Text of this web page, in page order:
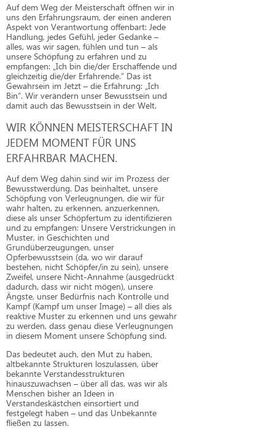
Auf dem Weg der Meisterschaft öffnen wir in
uns den Erfahrungsraum, der einen anderen
Aspekt von Verantwortung offenbart: Jede
Handlung, jedes Gefühl, jeder Gedanke –
alles, was wir sagen, fühlen und tun – als
unsere Schöpfung zu erfahren und zu
empfangen: „Ich bin die/der Erschaffende und
gleichzeitig die/der Erfahrende.” Das ist
Gewahrsein im Jetzt – die Erfahrung: „Ich
Bin“. Wir verändern unser Bewusstsein und
damit auch das Bewusstsein in der Welt.
WIR KÖNNEN MEISTERSCHAFT IN
JEDEM MOMENT FÜR UNS
ERFAHRBAR MACHEN.
Auf dem Weg dahin sind wir im Prozess der
Bewusstwerdung. Das beinhaltet, unsere
Schöpfung von Verleugnungen, die wir für
wahr halten, zu erkennen, anzuerkennen,
diese als unser Schöpfertum zu identifizieren
und zu empfangen: Unsere Verstrickungen in
Muster, in Geschichten und
Grundüberzeugungen, unser
Opferbewusstsein (da, wo wir darauf
bestehen, nicht Schöpfer/in zu sein), unsere
Zweifel, unsere Nicht-Annahme (ausgedrückt
dadurch, dass wir nicht mögen), unsere
Ängste, unser Bedürfnis nach Kontrolle und
Kampf (Kampf um unser Image) – all dies als
reaktive Muster zu erkennen und uns gewahr
zu werden, dass genau diese Verleugnungen
in diesem Moment unsere Schöpfung sind.
Das bedeutet auch, den Mut zu haben,
altbekannte Strukturen loszulassen, über
bekannte Verstandesstrukturen
hinauszuwachsen – über all das, was wir als
Menschen bisher an Ideen in
Verstandeskästchen einsortiert und
festgelegt haben – und das Unbekannte
fließen zu lassen.